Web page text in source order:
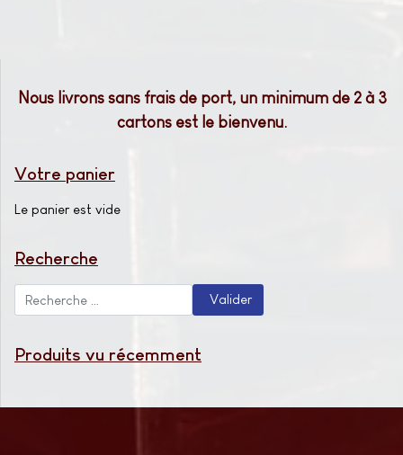
Nous livrons sans frais de port, un minimum de 2 à 3
cartons est le bienvenu.
Votre panier
Le panier est vide
Recherche
Valider Valider
Produits vu récemment